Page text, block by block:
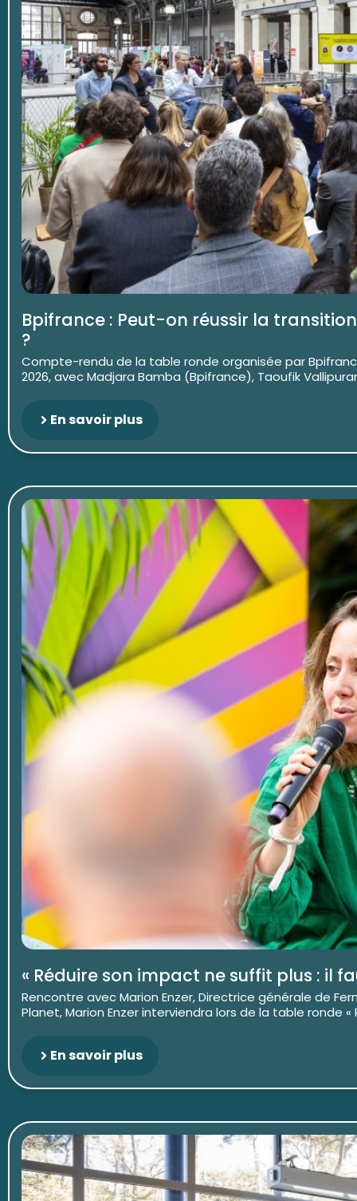
Bpifrance : Peut-on réussir la
?
Compte-rendu de la table ronde organisée par
2026, avec Madjara Bamba (Bpifrance), Taoufik
En savoir plus
« Réduire son impact ne suffit plus : il
Rencontre avec Marion Enzer, Directrice générale de
Planet, Marion Enzer interviendra lors de la table ronde «
En savoir plus